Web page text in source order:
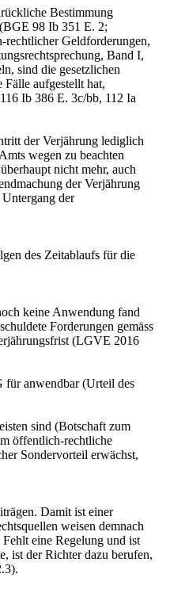
Bestimmung
98 Ib 351 E. 2;
Geldforderungen,
Band I,
sind die gesetzlichen
aufgestellt hat,
Ib 386 E. 3c/bb, 112 Ia
der Verjährung lediglich
wegen zu beachten
nicht mehr, auch
der Verjährung
der
des Zeitablaufs für die
keine Anwendung fand
Forderungen gemäss
(LGVE 2016
für anwendbar (Urteil des
sind (Botschaft zum
öffentlich-rechtliche
Sondervorteil erwächst,
Damit ist einer
weisen demnach
eine Regelung und ist
ist der Richter dazu berufen,